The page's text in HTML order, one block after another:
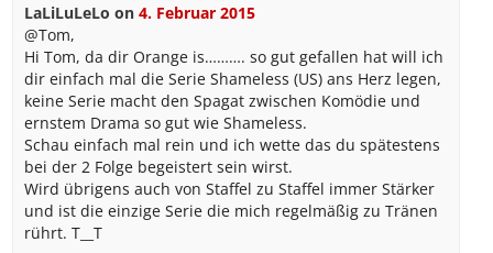
LaLiLuLeLo on 4. Februar 2015
@Tom,
Hi Tom, da dir Orange is………. so gut gefallen hat will ich
dir einfach mal die Serie Shameless (US) ans Herz legen,
keine Serie macht den Spagat zwischen Komödie und
ernstem Drama so gut wie Shameless.
Schau einfach mal rein und ich wette das du spätestens
bei der 2 Folge begeistert sein wirst.
Wird übrigens auch von Staffel zu Staffel immer Stärker
und ist die einzige Serie die mich regelmäßig zu Tränen
rührt. T__T